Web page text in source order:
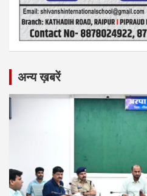
अन्य ख़बरें